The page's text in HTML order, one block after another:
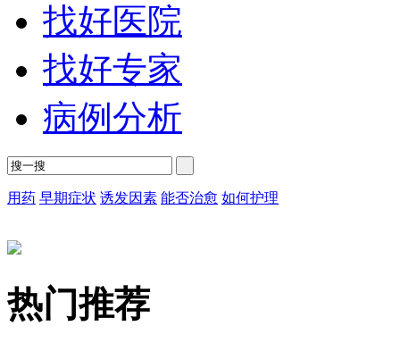
找好医院
找好专家
病例分析
用药 早期症状 诱发因素 能否治愈 如何护理
热门推荐